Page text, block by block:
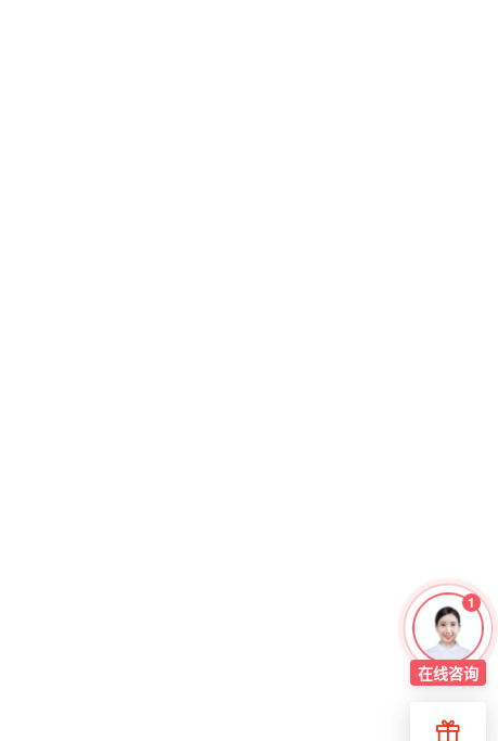
1
在线咨询